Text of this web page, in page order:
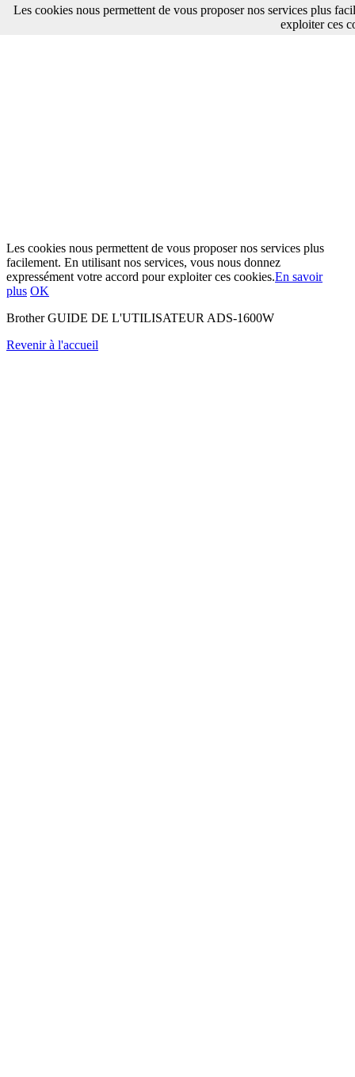
Les cookies nous permettent de vous proposer nos services plus
facilement. En utilisant nos services, vous nous donnez
expressément votre accord pour exploiter ces cookies.En savoir
plus OK
Brother GUIDE DE L'UTILISATEUR ADS-1600W
Revenir à l'accueil
Les cookies nous permettent de vous proposer nos services plus
exploiter ces